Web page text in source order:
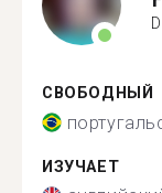
СВОБОДНЫЙ
ИЗУЧАЕТ